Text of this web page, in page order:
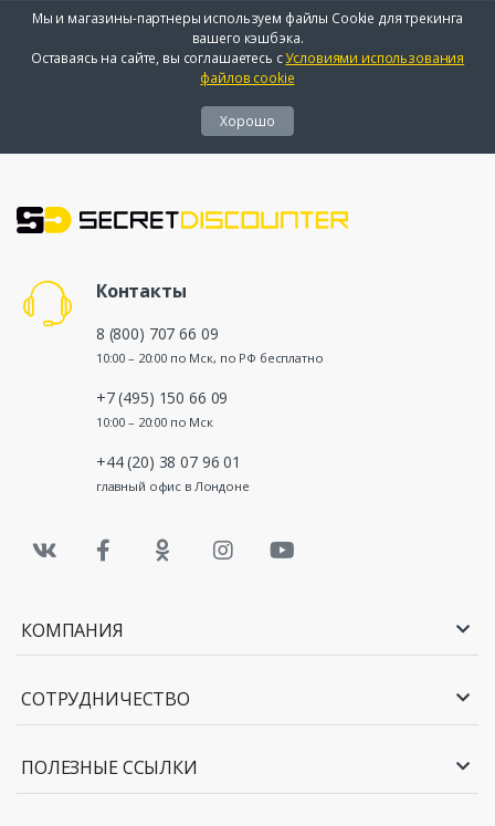
Мы и магазины-партнеры используем файлы Cookie для трекинга
вашего кэшбэка.
Оставаясь на сайте, вы соглашаетесь сУсловиями использования
файлов cookie
Хорошо
Контакты
8 (800) 707 66 09
10:00 – 20:00 по Мск, по РФ бесплатно
+7 (495) 150 66 09
10:00 – 20:00 по Мск
+44 (20) 38 07 96 01
главный офис в Лондоне
КОМПАНИЯ
СОТРУДНИЧЕСТВО
ПОЛЕЗНЫЕ ССЫЛКИ